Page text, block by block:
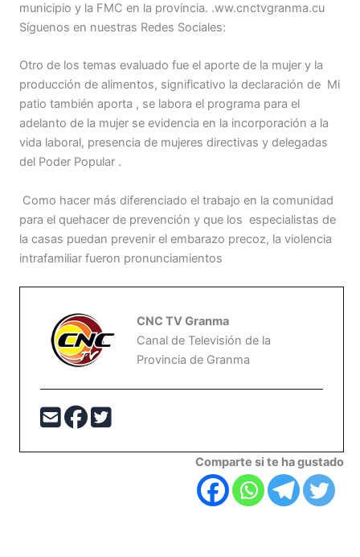
municipio y la FMC en la provincia. .ww.cnctvgranma.cu
Síguenos en nuestras Redes Sociales:
Otro de los temas evaluado fue el aporte de la mujer y la
producción de alimentos, significativo la declaración de Mi
patio también aporta , se labora el programa para el
adelanto de la mujer se evidencia en la incorporación a la
vida laboral, presencia de mujeres directivas y delegadas
del Poder Popular .
Como hacer más diferenciado el trabajo en la comunidad
para el quehacer de prevención y que los especialistas de
la casas puedan prevenir el embarazo precoz, la violencia
intrafamiliar fueron pronunciamientos
CNC TV Granma
Canal de Televisión de la
Provincia de Granma
Comparte si te ha gustado